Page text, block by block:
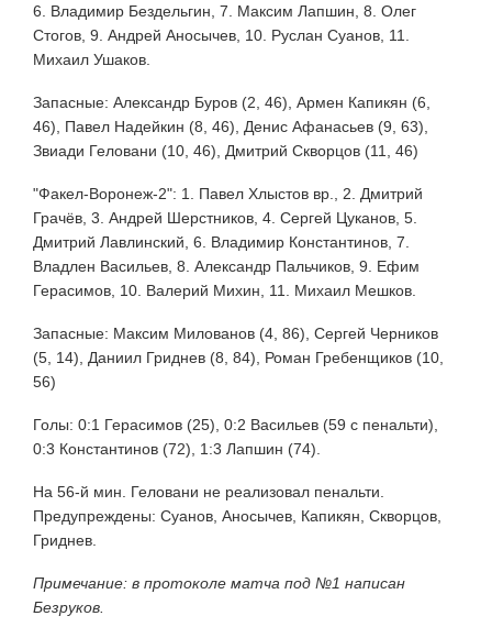
6. Владимир Бездельгин, 7. Максим Лапшин, 8. Олег
Стогов, 9. Андрей Аносычев, 10. Руслан Суанов, 11.
Михаил Ушаков.
Запасные: Александр Буров (2, 46), Армен Капикян (6,
46), Павел Надейкин (8, 46), Денис Афанасьев (9, 63),
Звиади Геловани (10, 46), Дмитрий Скворцов (11, 46)
"Факел-Воронеж-2": 1. Павел Хлыстов вр., 2. Дмитрий
Грачёв, 3. Андрей Шерстников, 4. Сергей Цуканов, 5.
Дмитрий Лавлинский, 6. Владимир Константинов, 7.
Владлен Васильев, 8. Александр Пальчиков, 9. Ефим
Герасимов, 10. Валерий Михин, 11. Михаил Мешков.
Запасные: Максим Милованов (4, 86), Сергей Черников
(5, 14), Даниил Гриднев (8, 84), Роман Гребенщиков (10,
56)
Голы: 0:1 Герасимов (25), 0:2 Васильев (59 с пенальти),
0:3 Константинов (72), 1:3 Лапшин (74).
На 56-й мин. Геловани не реализовал пенальти.
Предупреждены: Суанов, Аносычев, Капикян, Скворцов,
Гриднев.
Примечание: в протоколе матча под №1 написан
Безруков.